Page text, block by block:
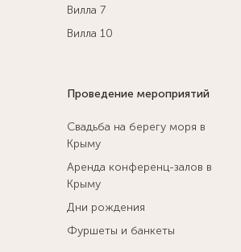
Вилла 7
Вилла 10
Проведение мероприятий
Свадьба на берегу моря в
Крыму
Аренда конференц-залов в
Крыму
Дни рождения
Фуршеты и банкеты